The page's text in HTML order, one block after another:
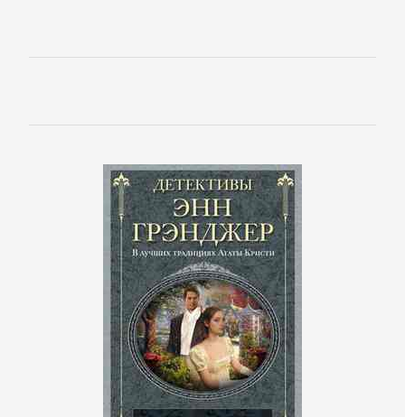
и
популярная
литература
Зарубежная
публицистика
Зарубежная
фантастика